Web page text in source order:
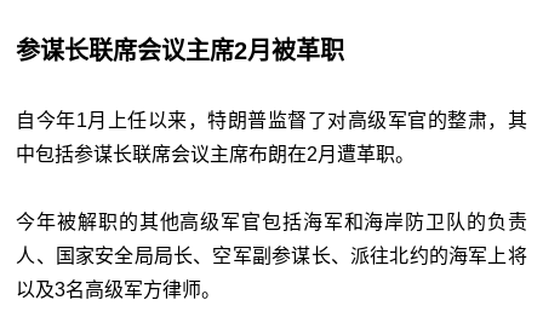
参谋长联席会议主席2月被革职
自今年1月上任以来，特朗普监督了对高级军官的整肃，其
中包括参谋长联席会议主席布朗在2月遭革职。
今年被解职的其他高级军官包括海军和海岸防卫队的负责
人、国家安全局局长、空军副参谋长、派往北约的海军上将
以及3名高级军方律师。